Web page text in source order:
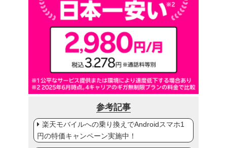
参考記事
楽天モバイルへの乗り換えでAndroidスマホ1
円の特価キャンペーン実施中！